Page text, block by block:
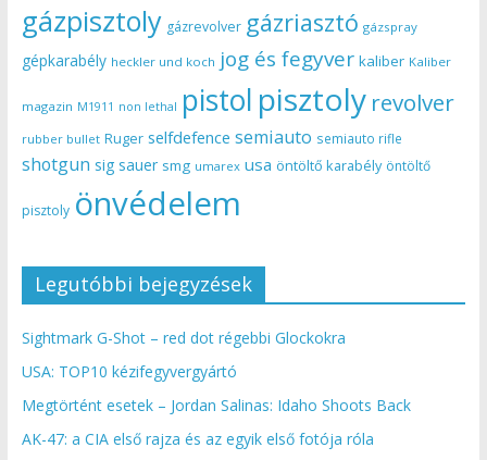
gázpisztoly gázrevolver gázriasztó gázspray
gépkarabély heckler und koch jog és fegyver kaliber Kaliber
magazin M1911 non lethal pistol pisztoly revolver
rubber bullet Ruger selfdefence semiauto semiauto rifle
shotgun sig sauer smg umarex usa öntöltő karabély öntöltő
pisztoly önvédelem
Legutóbbi bejegyzések
Sightmark G-Shot – red dot régebbi Glockokra
USA: TOP10 kézifegyvergyártó
Megtörtént esetek – Jordan Salinas: Idaho Shoots Back
AK-47: a CIA első rajza és az egyik első fotója róla